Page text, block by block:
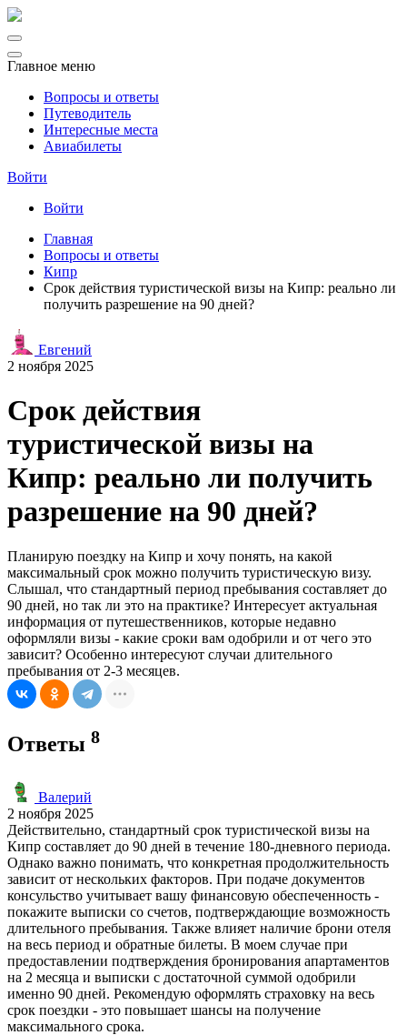
Главное меню
Вопросы и ответы
Путеводитель
Интересные места
Авиабилеты
Войти
Войти
Главная
Вопросы и ответы
Кипр
Срок действия туристической визы на Кипр: реально ли
получить разрешение на 90 дней?
Евгений
2 ноября 2025
Срок действия
туристической визы на
Кипр: реально ли получить
разрешение на 90 дней?
Планирую поездку на Кипр и хочу понять, на какой
максимальный срок можно получить туристическую визу.
Слышал, что стандартный период пребывания составляет до
90 дней, но так ли это на практике? Интересует актуальная
информация от путешественников, которые недавно
оформляли визы - какие сроки вам одобрили и от чего это
зависит? Особенно интересуют случаи длительного
пребывания от 2-3 месяцев.
Ответы 8
Валерий
2 ноября 2025
Действительно, стандартный срок туристической визы на
Кипр составляет до 90 дней в течение 180-дневного периода.
Однако важно понимать, что конкретная продолжительность
зависит от нескольких факторов. При подаче документов
консульство учитывает вашу финансовую обеспеченность -
покажите выписки со счетов, подтверждающие возможность
длительного пребывания. Также влияет наличие брони отеля
на весь период и обратные билеты. В моем случае при
предоставлении подтверждения бронирования апартаментов
на 2 месяца и выписки с достаточной суммой одобрили
именно 90 дней. Рекомендую оформлять страховку на весь
срок поездки - это повышает шансы на получение
максимального срока.